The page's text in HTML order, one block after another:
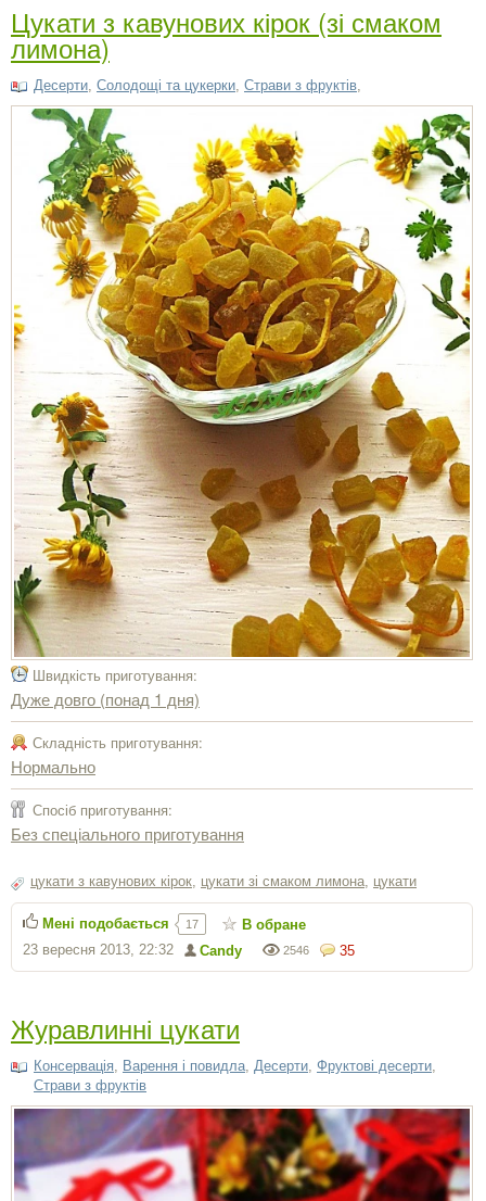
Цукати з кавунових кірок (зі смаком
лимона)
Десерти Солодощі та цукерки Страви з фруктів
Швидкість приготування:
Дуже довго (понад 1 дня)
Складність приготування:
Нормально
Спосіб приготування:
Без спеціального приготування
цукати з кавунових кірок, цукати зі смаком лимона, цукати
35
2546
Candy
23 вересня 2013, 22:32
Мені подобається 17 В обране
Журавлинні цукати
Консервація, Варення і повидла, Десерти, Фруктові десерти,
Страви з фруктів